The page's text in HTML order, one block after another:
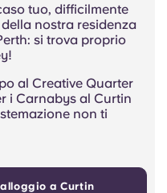
tuo, difficilmente
nostra residenza
si trova proprio
al Creative Quarter
i Carnabys al Curtin
non ti
a Curtin